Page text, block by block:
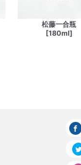
松藤一合瓶
[180ml]